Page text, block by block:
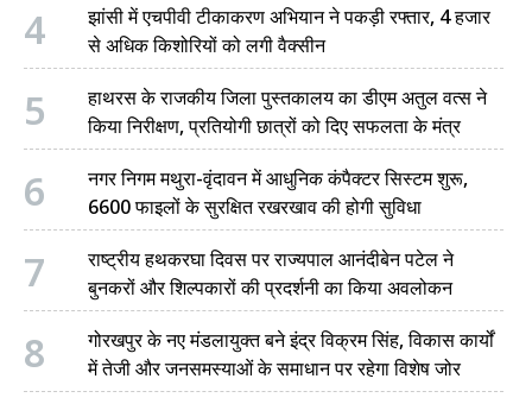
4
झांसी में एचपीवी टीकाकरण अभियान ने पकड़ी रफ्तार, 4 हजार
से अधिक किशोरियों को लगी वैक्सीन
5
हाथरस के राजकीय जिला पुस्तकालय का डीएम अतुल वत्स ने
किया निरीक्षण, प्रतियोगी छात्रों को दिए सफलता के मंत्र
6
नगर निगम मथुरा-वृंदावन में आधुनिक कंपैक्टर सिस्टम शुरू,
6600 फाइलों के सुरक्षित रखरखाव की होगी सुविधा
7
राष्ट्रीय हथकरघा दिवस पर राज्यपाल आनंदीबेन पटेल ने
बुनकरों और शिल्पकारों की प्रदर्शनी का किया अवलोकन
8
गोरखपुर के नए मंडलायुक्त बने इंद्र विक्रम सिंह, विकास कार्यों
में तेजी और जनसमस्याओं के समाधान पर रहेगा विशेष जोर